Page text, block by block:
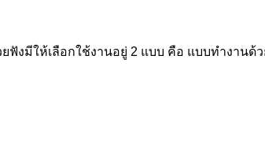
งมีให้เลือกใช้งานอยู่ 2 แบบ คือ แบบทำงาน